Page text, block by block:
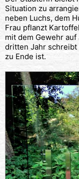
Situation zu
neben Luchs, dem
Frau pflanzt
mit dem Gewehr
dritten Jahr schreibt
zu Ende ist.